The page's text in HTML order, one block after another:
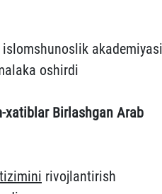
islomshunoslik akademiyasi
oshirdi
xatiblar Birlashgan Arab
rivojlantirish